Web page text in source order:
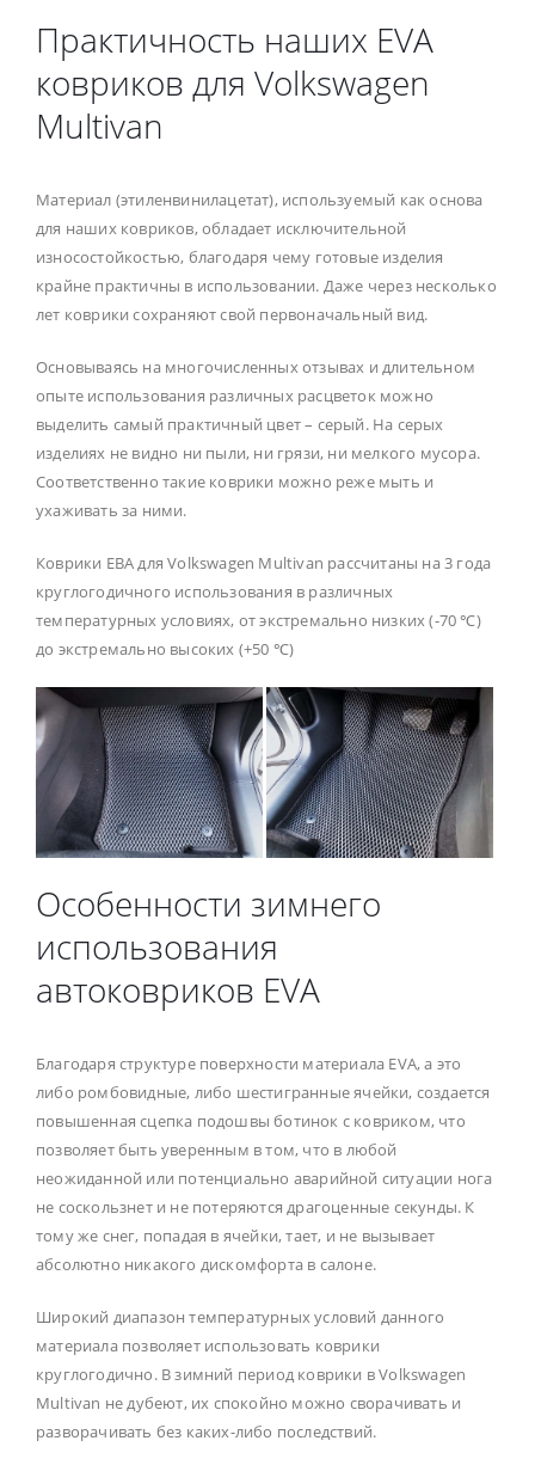
Практичность наших EVA
ковриков для Volkswagen
Multivan
Материал (этиленвинилацетат), используемый как основа
для наших ковриков, обладает исключительной
износостойкостью, благодаря чему готовые изделия
крайне практичны в использовании. Даже через несколько
лет коврики сохраняют свой первоначальный вид.
Основываясь на многочисленных отзывах и длительном
опыте использования различных расцветок можно
выделить самый практичный цвет – серый. На серых
изделиях не видно ни пыли, ни грязи, ни мелкого мусора.
Соответственно такие коврики можно реже мыть и
ухаживать за ними.
Коврики ЕВА для Volkswagen Multivan рассчитаны на 3 года
круглогодичного использования в различных
температурных условиях, от экстремально низких (-70 ℃)
до экстремально высоких (+50 ℃)
Особенности зимнего
использования
автоковриков EVA
Благодаря структуре поверхности материала EVA, а это
либо ромбовидные, либо шестигранные ячейки, создается
повышенная сцепка подошвы ботинок с ковриком, что
позволяет быть уверенным в том, что в любой
неожиданной или потенциально аварийной ситуации нога
не соскользнет и не потеряются драгоценные секунды. К
тому же снег, попадая в ячейки, тает, и не вызывает
абсолютно никакого дискомфорта в салоне.
Широкий диапазон температурных условий данного
материала позволяет использовать коврики
круглогодично. В зимний период коврики в Volkswagen
Multivan не дубеют, их спокойно можно сворачивать и
разворачивать без каких-либо последствий.